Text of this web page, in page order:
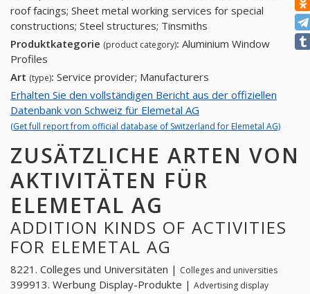
roof facings; Sheet metal working services for special
constructions; Steel structures; Tinsmiths
Produktkategorie (product category): Aluminium Window
Profiles
Art (type): Service provider; Manufacturers
Erhalten Sie den vollständigen Bericht aus der offiziellen
Datenbank von Schweiz für Elemetal AG
(Get full report from official database of Switzerland for Elemetal AG)
ZUSÄTZLICHE ARTEN VON
AKTIVITÄTEN FÜR
ELEMETAL AG
ADDITION KINDS OF ACTIVITIES
FOR ELEMETAL AG
8221. Colleges und Universitäten | Colleges and universities
399913. Werbung Display-Produkte | Advertising display